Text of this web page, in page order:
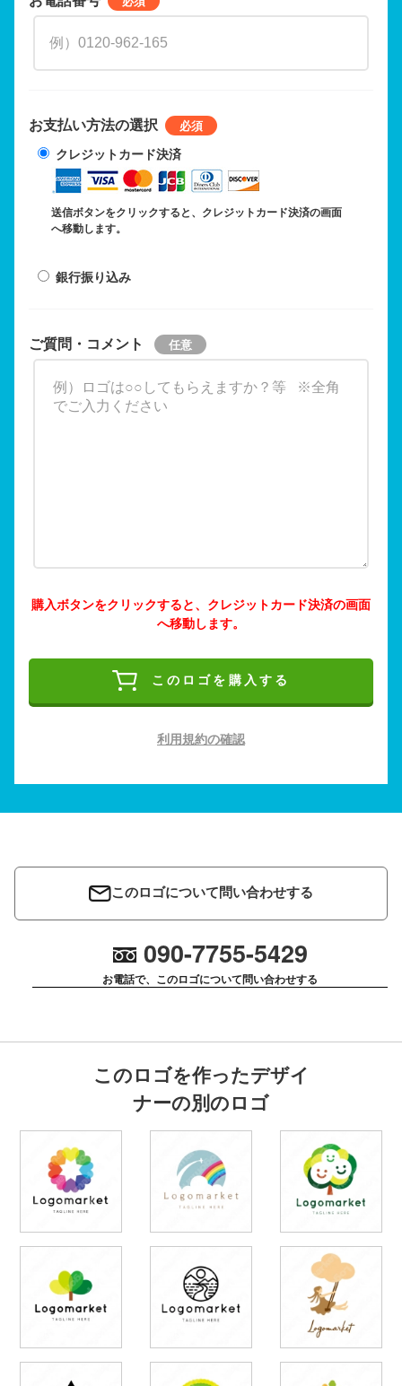
お支払い方法の選択
クレジットカード決済
送信ボタンをクリックすると、クレジットカード決済の画面
へ移動します。
銀行振り込み
ご質問・コメント
購入ボタンをクリックすると、クレジットカード決済の画面
へ移動します。
このロゴを購入する
利用規約の確認
このロゴについて問い合わせする
090-7755-5429
お電話で、このロゴについて問い合わせする
このロゴを作ったデザイ
ナーの別のロゴ